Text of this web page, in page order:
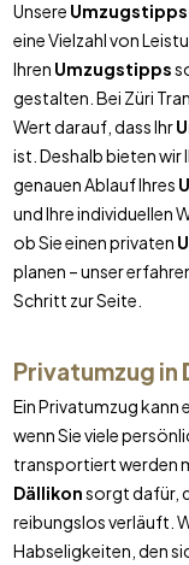
Unsere Umzugstipps
eine Vielzahl von
Ihren Umzugstipps
gestalten. Bei Züri
Wert darauf, dass Ihr
ist. Deshalb bieten wir
genauen Ablauf Ihres
und Ihre individuellen
ob Sie einen privaten
planen – unser
Schritt zur Seite.
Privatumzug in
Ein Privatumzug kann
wenn Sie viele
transportiert werden
Dällikonsorgt dafür,
reibungslos verläuft.
Habseligkeiten, den